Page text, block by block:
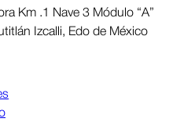
Km .1 Nave 3 Módulo “A”
Izcalli, Edo de México